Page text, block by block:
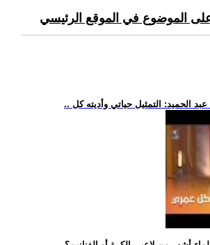
على الموضوع في الموقع الرئيسي
عبد الحميد: التمثيل حياتي وأديته كل